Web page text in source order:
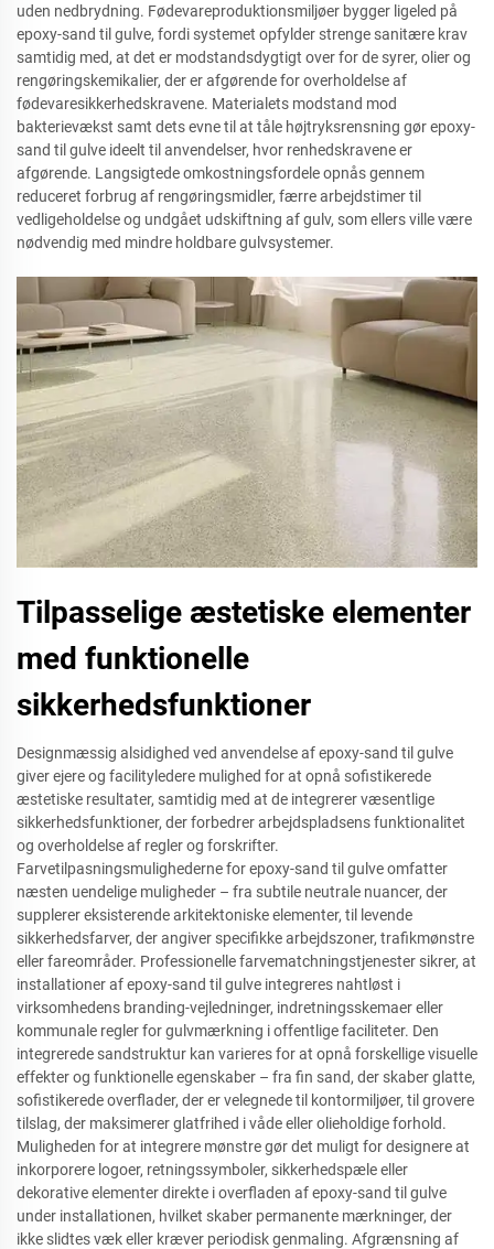
uden nedbrydning. Fødevareproduktionsmiljøer bygger ligeled på
epoxy-sand til gulve, fordi systemet opfylder strenge sanitære krav
samtidig med, at det er modstandsdygtigt over for de syrer, olier og
rengøringskemikalier, der er afgørende for overholdelse af
fødevaresikkerhedskravene. Materialets modstand mod
bakterievækst samt dets evne til at tåle højtryksrensning gør epoxy-
sand til gulve ideelt til anvendelser, hvor renhedskravene er
afgørende. Langsigtede omkostningsfordele opnås gennem
reduceret forbrug af rengøringsmidler, færre arbejdstimer til
vedligeholdelse og undgået udskiftning af gulv, som ellers ville være
nødvendig med mindre holdbare gulvsystemer.
Tilpasselige æstetiske elementer
med funktionelle
sikkerhedsfunktioner
Designmæssig alsidighed ved anvendelse af epoxy-sand til gulve
giver ejere og facilityledere mulighed for at opnå sofistikerede
æstetiske resultater, samtidig med at de integrerer væsentlige
sikkerhedsfunktioner, der forbedrer arbejdspladsens funktionalitet
og overholdelse af regler og forskrifter.
Farvetilpasningsmulighederne for epoxy-sand til gulve omfatter
næsten uendelige muligheder – fra subtile neutrale nuancer, der
supplerer eksisterende arkitektoniske elementer, til levende
sikkerhedsfarver, der angiver specifikke arbejdszoner, trafikmønstre
eller fareområder. Professionelle farvematchningstjenester sikrer, at
installationer af epoxy-sand til gulve integreres nahtløst i
virksomhedens branding-vejledninger, indretningsskemaer eller
kommunale regler for gulvmærkning i offentlige faciliteter. Den
integrerede sandstruktur kan varieres for at opnå forskellige visuelle
effekter og funktionelle egenskaber – fra fin sand, der skaber glatte,
sofistikerede overflader, der er velegnede til kontormiljøer, til grovere
tilslag, der maksimerer glatfrihed i våde eller olieholdige forhold.
Muligheden for at integrere mønstre gør det muligt for designere at
inkorporere logoer, retningssymboler, sikkerhedspæle eller
dekorative elementer direkte i overfladen af epoxy-sand til gulve
under installationen, hvilket skaber permanente mærkninger, der
ikke slidtes væk eller kræver periodisk genmaling. Afgrænsning af